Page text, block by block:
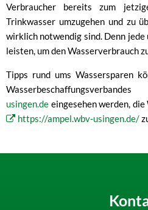
Verbraucher bereits zum
Trinkwasser umzugehen und zu
wirklich notwendig sind. Denn
leisten, um den Wasserverbrauch
Tipps rund ums Wassersparen
usingen.de eingesehen werden,
https://ampel.wbv-usingen.de/